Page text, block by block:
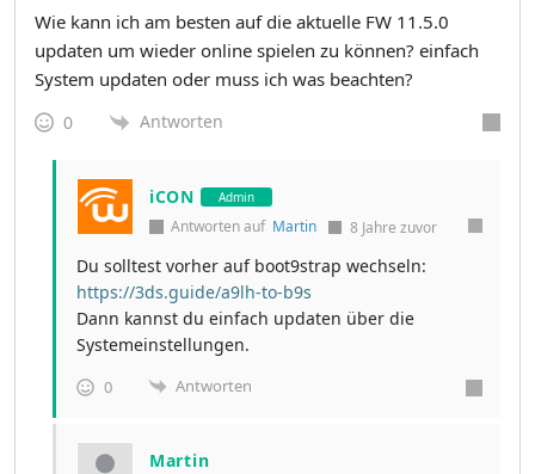
Wie kann ich am besten auf die aktuelle FW 11.5.0
updaten um wieder online spielen zu können? einfach
System updaten oder muss ich was beachten?
0 Antworten
iCON Admin
Antworten auf Martin 8 Jahre zuvor
Du solltest vorher auf boot9strap wechseln:
https://3ds.guide/a9lh-to-b9s
Dann kannst du einfach updaten über die
Systemeinstellungen.
0 Antworten
Martin